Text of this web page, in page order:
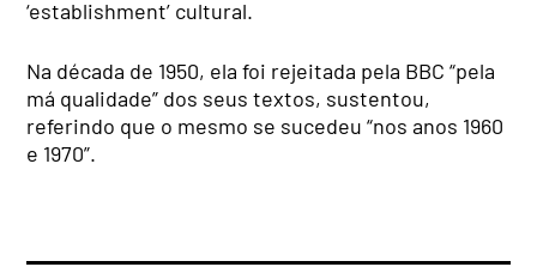
‘establishment’ cultural.
Na década de 1950, ela foi rejeitada pela BBC “pela
má qualidade” dos seus textos, sustentou,
referindo que o mesmo se sucedeu “nos anos 1960
e 1970”.